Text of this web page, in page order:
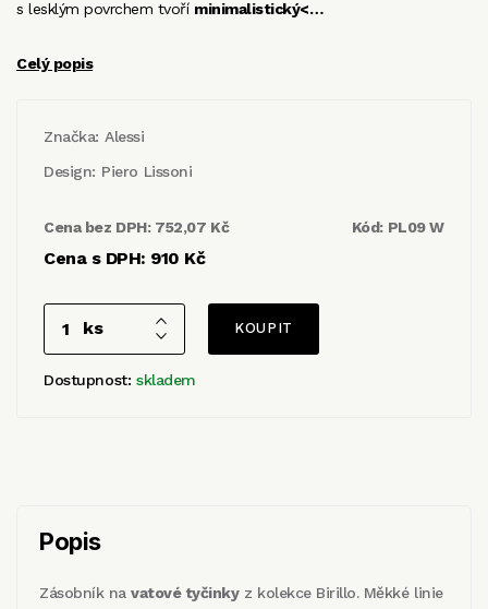
s lesklým povrchem tvoří minimalistický<…
Celý popis
Značka: Alessi
Design: Piero Lissoni
Cena bez DPH: 752,07 Kč
Cena s DPH: 910 Kč
Kód: PL09 W
ks
Dostupnost: skladem
Popis
Zásobník navatové tyčinkyz kolekce Birillo. Měkké linie